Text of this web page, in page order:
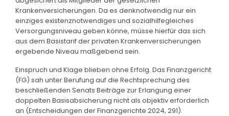
Krankenversicherungen. Da es denknotwendig nur ein
einziges existenznotwendiges und sozialhilfegleiches
Versorgungsniveau geben könne, müsse hierfür das sich
aus dem Basistarif der privaten Krankenversicherungen
ergebende Niveau maßgebend sein.
Einspruch und Klage blieben ohne Erfolg. Das Finanzgericht
(FG) sah unter Berufung auf die Rechtsprechung des
beschließenden Senats Beiträge zur Erlangung einer
doppelten Basisabsicherung nicht als objektiv erforderlich
an (Entscheidungen der Finanzgerichte 2024, 291).